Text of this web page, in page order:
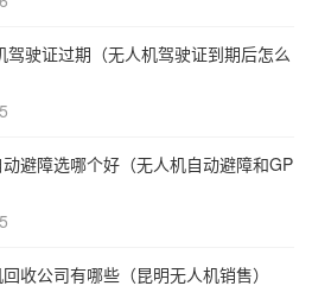
驾驶证过期（无人机驾驶证到期后怎么
避障选哪个好（无人机自动避障和GP
收公司有哪些（昆明无人机销售）